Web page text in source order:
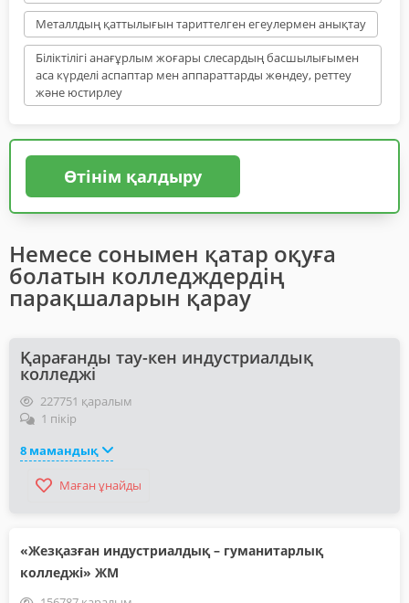
Металлдың қаттылығын тариттелген егеулермен анықтау
Біліктілігі анағұрлым жоғары слесардың басшылығымен
аса күрделі аспаптар мен аппараттарды жөндеу, реттеу
және юстирлеу
Өтінім қалдыру
Немесе сонымен қатар оқуға
болатын колледждердің
парақшаларын қарау
Қарағанды тау-кен индустриалдық
колледжі
227751 қаралым
1 пікір
8 мамандық
Маған ұнайды
«Жезқазған индустриалдық – гуманитарлық
колледжі» ЖМ